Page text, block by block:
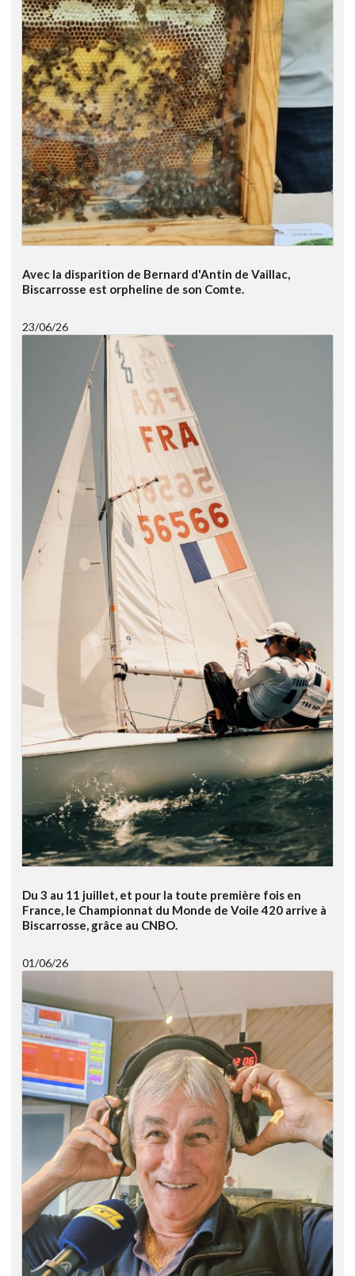
Avec la disparition de Bernard d'Antin de Vaillac,
Biscarrosse est orpheline de son Comte.
23/06/26
Du 3 au 11 juillet, et pour la toute première fois en
France, le Championnat du Monde de Voile 420 arrive à
Biscarrosse, grâce au CNBO.
01/06/26